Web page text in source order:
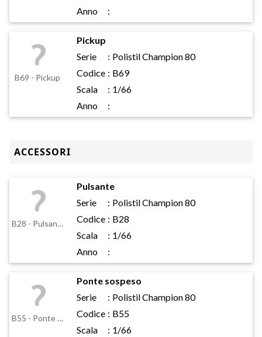
Anno :
B69 - Pickup
Pickup
Serie
: Polistil Champion 80
Codice : B69
Scala
: 1/66
Anno
:
ACCESSORI
B28 - Pulsante
Pulsante
Serie
: Polistil Champion 80
Codice : B28
Scala
: 1/66
Anno
:
B55 - Ponte sospeso
Ponte sospeso
Serie
: Polistil Champion 80
Codice : B55
Scala
: 1/66